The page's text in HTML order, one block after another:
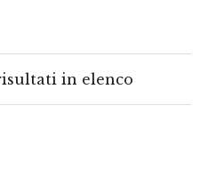
in elenco